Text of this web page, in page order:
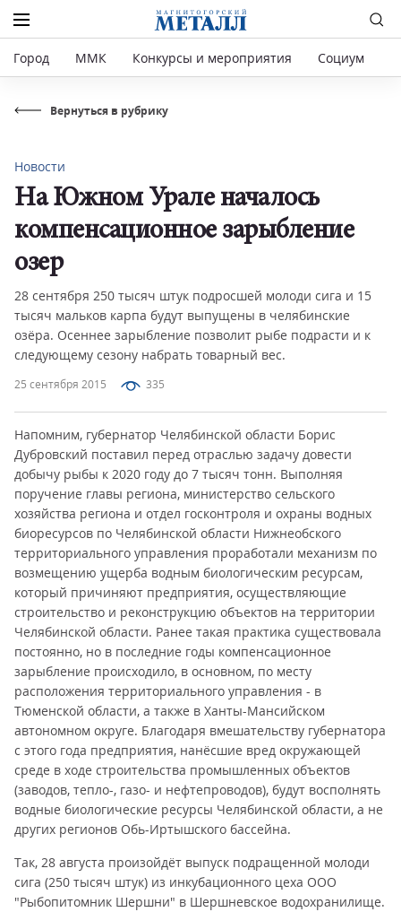
Город ММК Конкурсы и мероприятия Социум
Вернуться в рубрику
25 сентября 2015 335
Новости
На Южном Урале началось
компенсационное зарыбление
озер
28 сентября 250 тысяч штук подросшей молоди сига и 15
тысяч мальков карпа будут выпущены в челябинские
озёра. Осеннее зарыбление позволит рыбе подрасти и к
следующему сезону набрать товарный вес.
Напомним, губернатор Челябинской области Борис
Дубровский поставил перед отраслью задачу довести
добычу рыбы к 2020 году до 7 тысяч тонн. Выполняя
поручение главы региона, министерство сельского
хозяйства региона и отдел госконтроля и охраны водных
биоресурсов по Челябинской области Нижнеобского
территориального управления проработали механизм по
возмещению ущерба водным биологическим ресурсам,
который причиняют предприятия, осуществляющие
строительство и реконструкцию объектов на территории
Челябинской области. Ранее такая практика существовала
постоянно, но в последние годы компенсационное
зарыбление происходило, в основном, по месту
расположения территориального управления - в
Тюменской области, а также в Ханты-Мансийском
автономном округе. Благодаря вмешательству губернатора
с этого года предприятия, нанёсшие вред окружающей
среде в ходе строительства промышленных объектов
(заводов, тепло-, газо- и нефтепроводов), будут восполнять
водные биологические ресурсы Челябинской области, а не
других регионов Обь-Иртышского бассейна.
Так, 28 августа произойдёт выпуск подращенной молоди
сига (250 тысяч штук) из инкубационного цеха ООО
"Рыбопитомник Шершни" в Шершневское водохранилище.